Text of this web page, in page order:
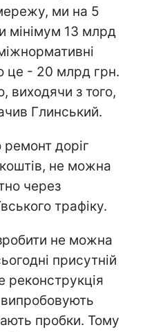
ми на 5
мінімум 13 млрд
це - 20 млрд грн.
виходячи з того,
Глинський.
доріг
коштів, не можна
через
трафіку.
не можна
присутній
реконструкція
пробки. Тому